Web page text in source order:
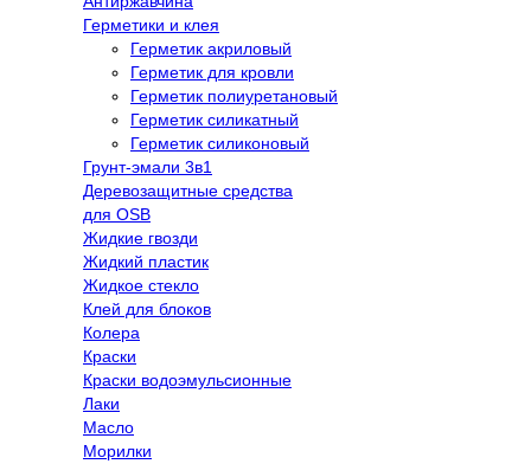
Герметики и клея
Герметик акриловый
Герметик для кровли
Герметик полиуретановый
Герметик силикатный
Герметик силиконовый
Грунт-эмали 3в1
Деревозащитные средства
для OSB
Жидкие гвозди
Жидкий пластик
Жидкое стекло
Клей для блоков
Колера
Краски
Краски водоэмульсионные
Лаки
Масло
Морилки